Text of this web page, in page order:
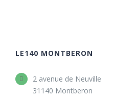
LE140 MONTBERON
2 avenue de Neuville
31140 Montberon